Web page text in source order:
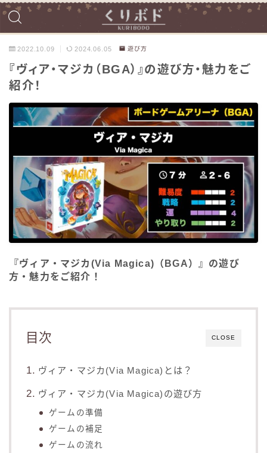
2022.10.09 2024.06.05 遊び方
『ヴィア・マジカ（BGA）』の遊び方・魅力をご
紹介！
『ヴィア・マジカ(Via Magica)（BGA）』の遊び
方・魅力をご紹介！
CLOSE
目次
ヴィア・マジカ(Via Magica)とは？
ヴィア・マジカ(Via Magica)の遊び方
ゲームの準備
ゲームの補足
ゲームの流れ